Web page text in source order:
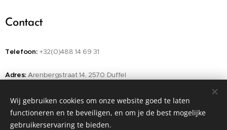
Contact
Telefoon: +32(0)488 14 69 31
Adres: Arenbergstraat 14, 2570 Duffel
E-mailadres:Chabeau.schoonheidssalon@hotmail.com
BE0738.533.848
Wij gebruiken cookies om onze website goed te laten
functioneren en te beveiligen, en om je de best mogelijke
gebruikerservaring te bieden.